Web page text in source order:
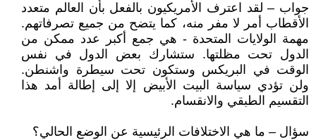
جواب – لقد اعترف الأمريكيون بالفعل بأن العالم متعدد
الأقطاب أمر لا مفر منه، كما يتضح من جميع تصرفاتهم.
مهمة الولايات المتحدة - هي جمع أكبر عدد ممكن من
الدول تحت مظلتها. ستشارك بعض الدول في نفس
الوقت في البريكس وستكون تحت سيطرة واشنطن.
ولن تؤدي سياسة البيت الأبيض إلا إلى إطالة أمد هذا
التقسيم الطبقي والانقسام.
سؤال – ما هي الاختلافات الرئيسية عن الوضع الحالي؟